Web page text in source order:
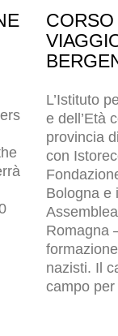
L’Istituto
e dell’Età
provincia
con
Bologna e
Romagna
nazisti. Il
campo